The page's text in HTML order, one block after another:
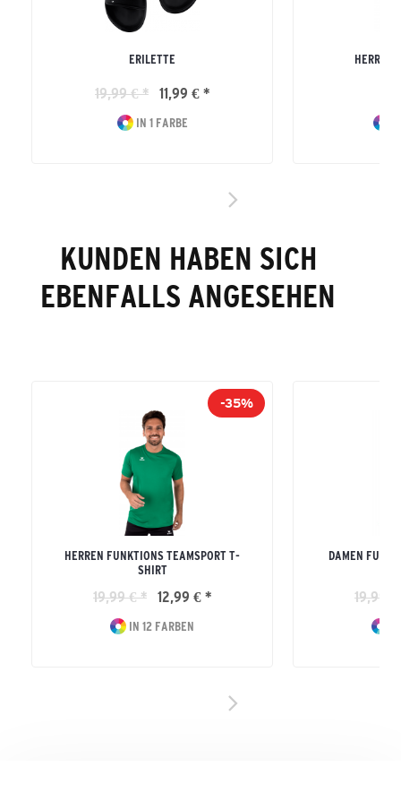
ERILETTE
19,99 € * 11,99 € *
IN 1 FARBE
HERREN
KUNDEN HABEN SICH
EBENFALLS ANGESEHEN
-35%
HERREN FUNKTIONS TEAMSPORT T-
SHIRT
19,99 € * 12,99 € *
IN 12 FARBEN
DAMEN
19,99